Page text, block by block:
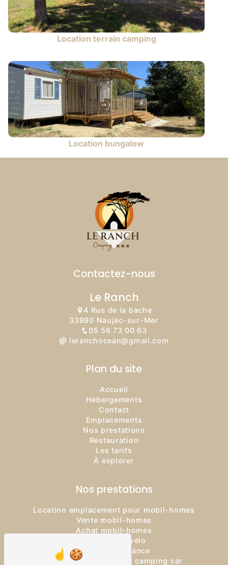
Location terrain camping
Location bungalow
Contactez-nous
Le Ranch
4 Rue de la bache
33990 Naujac-sur-Mer
05 56 73 00 63
leranchocean@gmail.com
Plan du site
Accueil
Hébergements
Contact
Emplacements
Nos prestations
Restauration
Les tarifs
À explorer
Nos prestations
Location emplacement pour mobil-homes
Vente mobil-homes
Achat mobil-homes
Location de vélo
Logement vacance
Location emplacement camping car